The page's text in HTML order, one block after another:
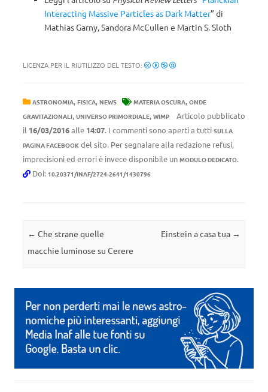
Interacting Massive Particles as Dark Matter” di
Mathias Garny, Sandora McCullen e Martin S. Sloth
LICENZA PER IL RIUTILIZZO DEL TESTO:
ASTRONOMIA, FISICA, NEWS MATERIA OSCURA, ONDE
GRAVITAZIONALI, UNIVERSO PRIMORDIALE, WIMP
Articolo pubblicato
il 16/03/2016alle 14:07. I commenti sono aperti a tutti SULLA
PAGINA FACEBOOK del sito. Per segnalare alla redazione refusi,
imprecisioni ed errori è invece disponibile un MODULO DEDICATO.
Doi: 10.20371/INAF/2724-2641/1430796
Navigazione articolo
← Che strane quelle
macchie luminose su Cerere
Einstein a casa tua →